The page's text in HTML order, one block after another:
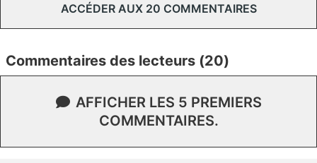
ACCÉDER AUX 20 COMMENTAIRES
Commentaires des lecteurs (20)
AFFICHER LES 5 PREMIERS
COMMENTAIRES.